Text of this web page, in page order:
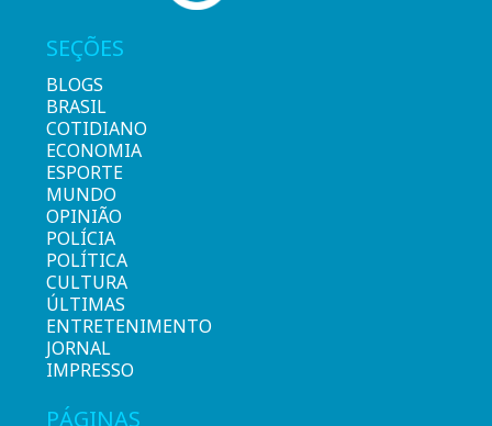
SEÇÕES
BLOGS
BRASIL
COTIDIANO
ECONOMIA
ESPORTE
MUNDO
OPINIÃO
POLÍCIA
POLÍTICA
CULTURA
ÚLTIMAS
ENTRETENIMENTO
JORNAL
IMPRESSO
PÁGINAS